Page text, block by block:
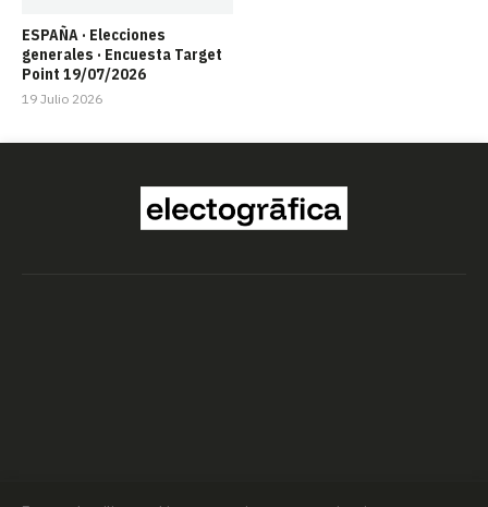
ESPAÑA · Elecciones
generales · Encuesta Target
Point 19/07/2026
19 Julio 2026